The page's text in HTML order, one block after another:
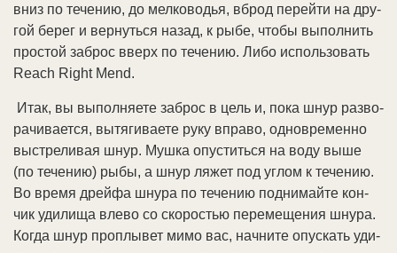
вниз по те­че­нию, до мел­ко­во­дья, вброд пе­рей­ти на дру­
гой бе­рег и вер­нуть­ся на­зад, к ры­бе, что­бы вы­пол­нить
про­стой за­брос вверх по те­че­нию. Ли­бо ис­поль­зо­вать
Reach Right Mend.
Итак, вы вы­пол­няе­те за­брос в цель и, по­ка шнур раз­во­
ра­чи­ва­ет­ся, вы­тя­ги­вае­те ру­ку впра­во, од­но­вре­мен­но
вы­стре­ли­вая шнур. Муш­ка опус­тить­ся на во­ду вы­ше
(по те­че­нию) ры­бы, а шнур ля­жет под уг­лом к те­че­нию.
Во вре­мя дрей­фа шну­ра по те­че­нию под­ни­май­те кон­
чик уди­ли­ща вле­во со ско­ро­стью пе­ре­ме­ще­ния шну­ра.
Ко­гда шнур про­плы­вет ми­мо вас, нач­ни­те опус­кать уди­